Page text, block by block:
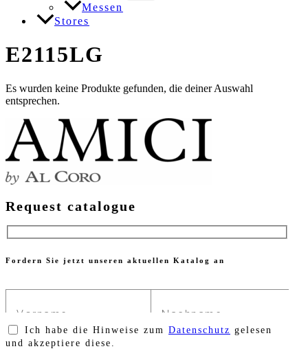
Messen
Stores
E2115LG
Es wurden keine Produkte gefunden, die deiner Auswahl
entsprechen.
Request catalogue
Fordern Sie jetzt unseren aktuellen Katalog an
Ich habe die Hinweise zum Datenschutz gelesen
und akzeptiere diese.